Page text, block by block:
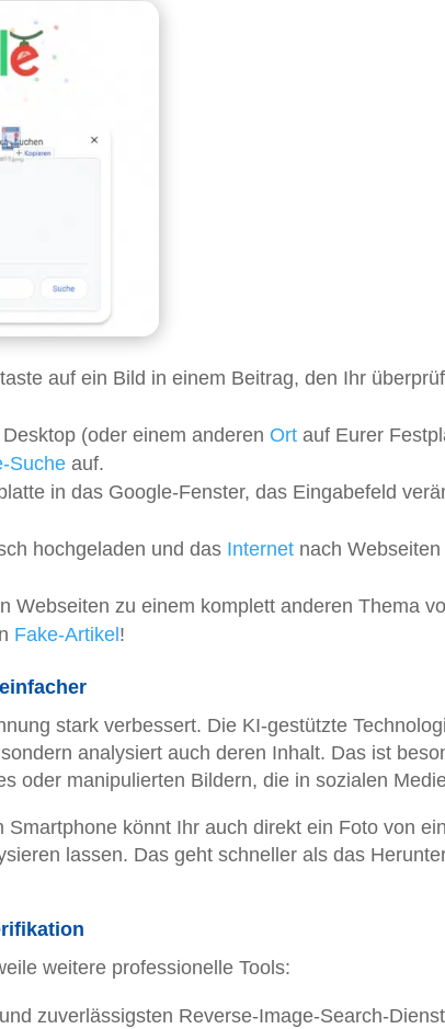
auf ein Bild in einem Beitrag, den Ihr
(oder einem anderen Ort auf Eurer
Suche auf.
in das Google-Fenster, das Eingabefeld
hochgeladen und das Internet nach
Webseiten zu einem komplett anderen Thema
Fake-Artikel!
stark verbessert. Die KI-gestützte
analysiert auch deren Inhalt. Das ist
oder manipulierten Bildern, die in sozialen
Smartphone könnt Ihr auch direkt ein Foto von
lassen. Das geht schneller als das
weitere professionelle Tools:
zuverlässigsten Reverse-Image-Search-